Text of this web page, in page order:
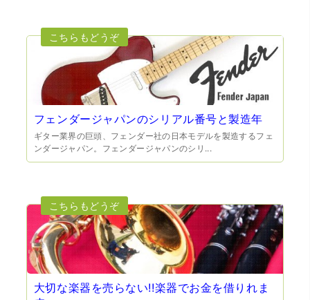
も見て頂く事が出き、購入した商品の価値をいろいろ教え
てもらえた事がとてもよかったです。親切な対応で、また
何かあった時にはこちらでお願いしたいと思いました。
いましたが、今までの質屋さんとは全く違う、とても良い
印象でした。何度でも伺いたくなりました。この度は、本
当にありがとうございました。
フェンダージャパンのシリアル番号と製造年
ギター業界の巨頭、フェンダー社の日本モデルを製造するフェ
ンダージャパン。フェンダージャパンのシリ...
大切な楽器を売らない!!楽器でお金を借りれま